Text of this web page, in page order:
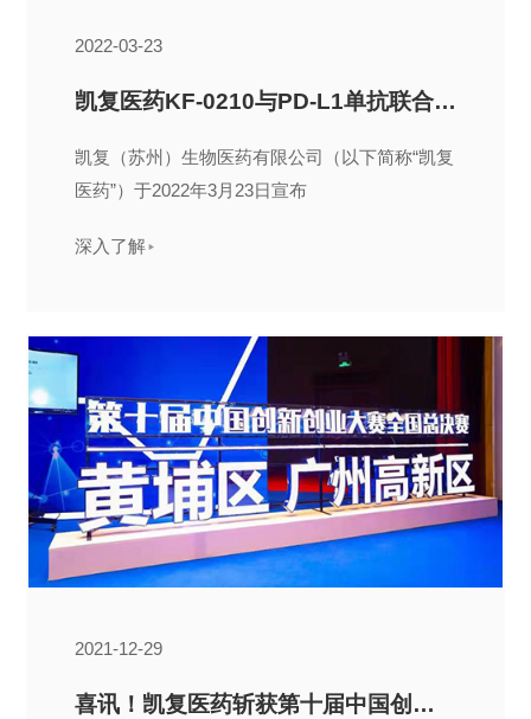
2022-03-23
凯复医药KF-0210与PD-L1单抗联合用药临床试验获得NMPA批准
凯复（苏州）生物医药有限公司（以下简称“凯复
医药”）于2022年3月23日宣布
深入了解
2021-12-29
喜讯！凯复医药斩获第十届中国创新创业大赛总决赛第一名